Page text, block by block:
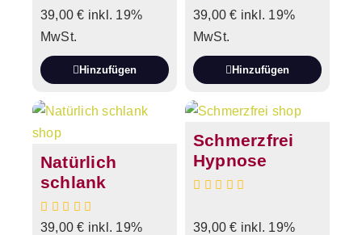
39,00€ inkl. 19%
MwSt.
Hinzufügen
39,00€ inkl. 19%
MwSt.
Hinzufügen
Natürlich
schlank
39,00€ inkl. 19%
Schmerzfrei
Hypnose
39,00€ inkl. 19%